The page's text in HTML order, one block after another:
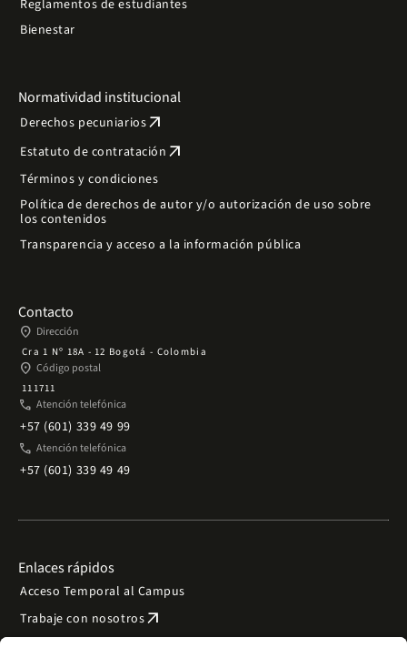
Reglamentos de estudiantes
Bienestar
Normatividad institucional
Derechos pecuniariosarrow_outward
Estatuto de contratación arrow_outward
Términos y condiciones
Política de derechos de autor y/o autorización de uso sobre
los contenidos
Transparencia y acceso a la información pública
Contacto
place Dirección
Cra 1 Nº 18A - 12 Bogotá - Colombia
place Código postal
111711
phone Atención telefónica
+57 (601) 339 49 99
phone Atención telefónica
+57 (601) 339 49 49
Enlaces rápidos
Acceso Temporal al Campus
Trabaje con nosotrosarrow_outward